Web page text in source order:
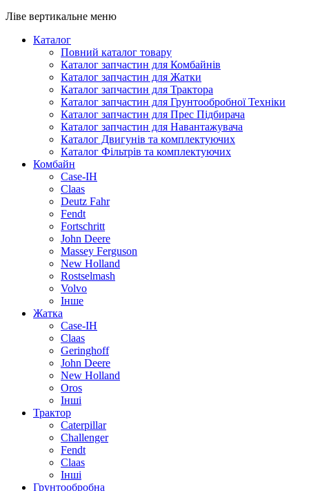
Ліве вертикальне меню
Каталог
Повний каталог товару
Каталог запчастин для Комбайнів
Каталог запчастин для Жатки
Каталог запчастин для Трактора
Каталог запчастин для Грунтообробної Техніки
Каталог запчастин для Прес Підбирача
Каталог запчастин для Навантажувача
Каталог Двигунів та комплектуючих
Каталог Фільтрів та комплектуючих
Комбайн
Case-IH
Claas
Deutz Fahr
Fendt
Fortschritt
John Deere
Massey Ferguson
New Holland
Rostselmash
Volvo
Інше
Жатка
Case-IH
Claas
Geringhoff
John Deere
New Holland
Oros
Інші
Трактор
Caterpillar
Challenger
Fendt
Claas
Інші
Грунтообробна